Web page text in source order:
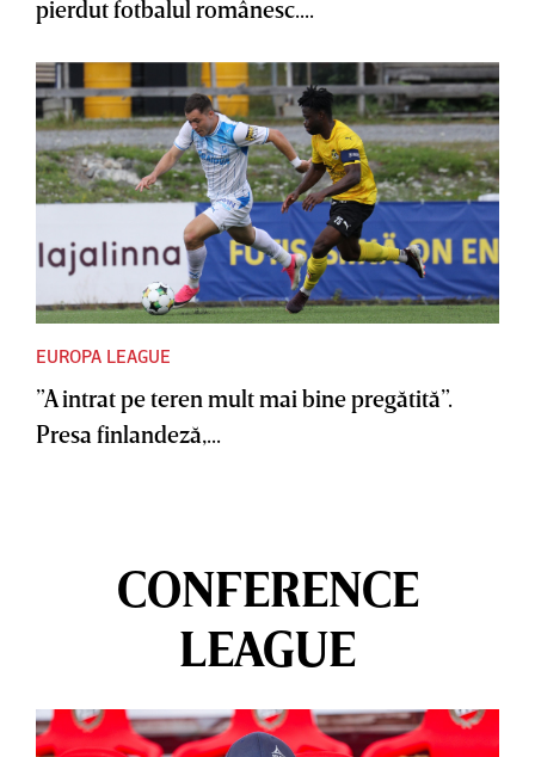
pierdut fotbalul românesc....
EUROPA LEAGUE
”A intrat pe teren mult mai bine pregătită”.
Presa finlandeză,...
CONFERENCE
LEAGUE